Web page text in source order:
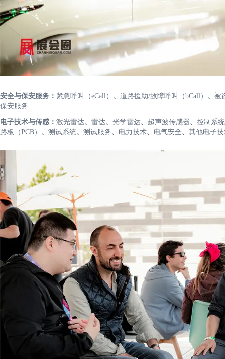
安全与保安服务： 紧急呼叫（eCall） 、 道路援助/故障呼叫（bCall） 、 被
保安服务
电子技术与传感： 激光雷达、 雷达、 光学雷达、 超声波传感器、 控制系统
路板（PCB） 、 测试系统、 测试服务、 电力技术、 电气安全、 其他电子